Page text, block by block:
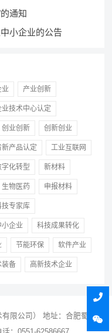
通知
小企业的公告
业 产业创新
业技术中心认定
创业创新 创新创业
新产品认定 工业互联网
字化转型 新材料
生物医药 申报材料
技专家库
小企业 科技成果转化
节能环保 软件产业
装备 高新技术企业
限公司） 地址：合肥蜀山区